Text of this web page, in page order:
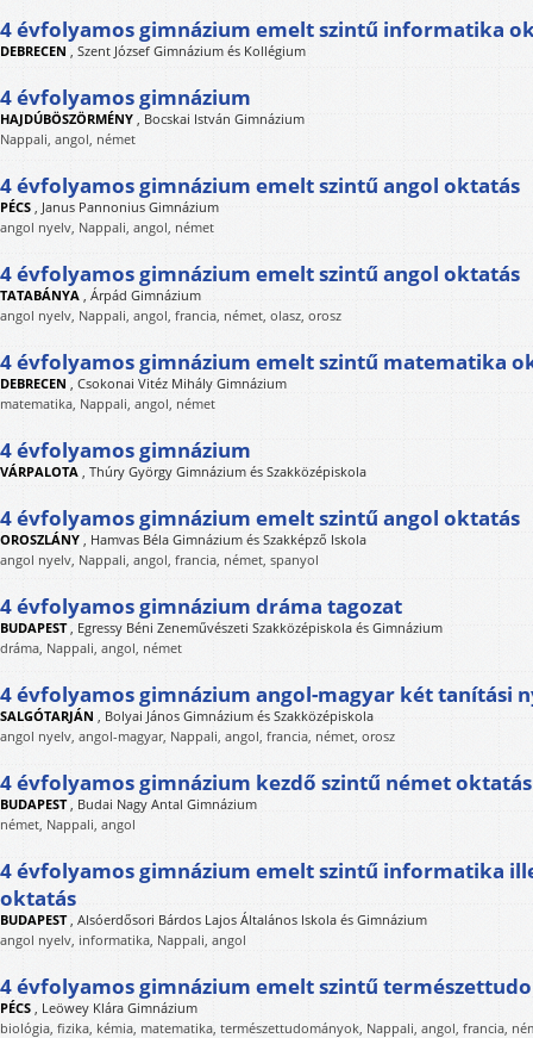
4 évfolyamos gimnázium emelt szintű informatika
DEBRECEN , Szent József Gimnázium és Kollégium
4 évfolyamos gimnázium
HAJDÚBÖSZÖRMÉNY , Bocskai István Gimnázium
Nappali, angol, német
4 évfolyamos gimnázium emelt szintű angol oktatás
PÉCS , Janus Pannonius Gimnázium
angol nyelv, Nappali, angol, német
4 évfolyamos gimnázium emelt szintű angol oktatás
TATABÁNYA , Árpád Gimnázium
angol nyelv, Nappali, angol, francia, német, olasz, orosz
4 évfolyamos gimnázium emelt szintű matematika
DEBRECEN , Csokonai Vitéz Mihály Gimnázium
matematika, Nappali, angol, német
4 évfolyamos gimnázium
VÁRPALOTA , Thúry György Gimnázium és Szakközépiskola
4 évfolyamos gimnázium emelt szintű angol oktatás
OROSZLÁNY , Hamvas Béla Gimnázium és Szakképző Iskola
angol nyelv, Nappali, angol, francia, német, spanyol
4 évfolyamos gimnázium dráma tagozat
BUDAPEST, Egressy Béni Zeneművészeti Szakközépiskola és Gimnázium
dráma, Nappali, angol, német
4 évfolyamos gimnázium angol-magyar két tanítási
SALGÓTARJÁN , Bolyai János Gimnázium és Szakközépiskola
angol nyelv, angol-magyar, Nappali, angol, francia, német, orosz
4 évfolyamos gimnázium kezdő szintű német oktatás
BUDAPEST, Budai Nagy Antal Gimnázium
német, Nappali, angol
4 évfolyamos gimnázium emelt szintű informatika
oktatás
BUDAPEST, Alsóerdősori Bárdos Lajos Általános Iskola és Gimnázium
angol nyelv, informatika, Nappali, angol
4 évfolyamos gimnázium emelt szintű
PÉCS , Leöwey Klára Gimnázium
biológia, fizika, kémia, matematika, természettudományok, Nappali, angol, francia,